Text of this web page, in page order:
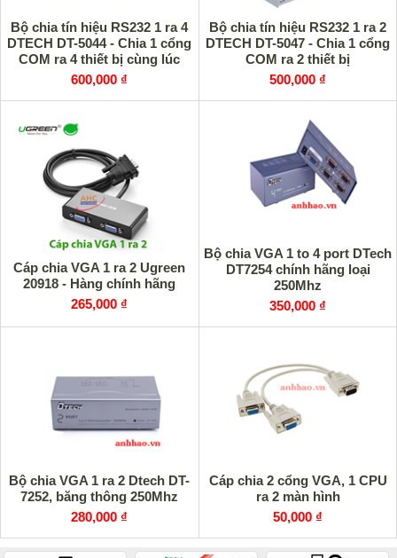
Bộ chia tín hiệu RS232 1 ra 4
DTECH DT-5044 - Chia 1 cổng
COM ra 4 thiết bị cùng lúc
600,000 ₫
Bộ chia tín hiệu RS232 1 ra 2
DTECH DT-5047 - Chia 1 cổng
COM ra 2 thiết bị
500,000 ₫
Cáp chia VGA 1 ra 2 Ugreen
20918 - Hàng chính hãng
265,000 ₫
Bộ chia VGA 1 to 4 port DTech
DT7254 chính hãng loại
250Mhz
350,000 ₫
Bộ chia VGA 1 ra 2 Dtech DT-
7252, băng thông 250Mhz
280,000 ₫
Cáp chia 2 cổng VGA, 1 CPU
ra 2 màn hình
50,000 ₫